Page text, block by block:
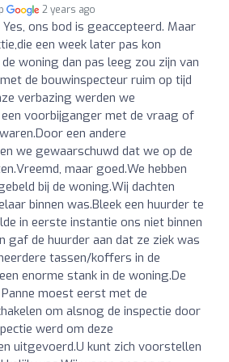
2 years ago
Yes, ons bod is geaccepteerd. Maar
een week later pas kon
woning dan pas leeg zou zijn van
de bouwinspecteur ruim op tijd
verbazing werden we
voorbijganger met de vraag of
een andere
we gewaarschuwd dat we op de
maar goed.We hebben
bij de woning.Wij dachten
binnen was.Bleek een huurder te
in eerste instantie ons niet binnen
gaf de huurder aan dat ze ziek was
tassen/koffers in de
enorme stank in de woning.De
moest eerst met de
om alsnog de inspectie door
werd om deze
uitgevoerd.U kunt zich voorstellen